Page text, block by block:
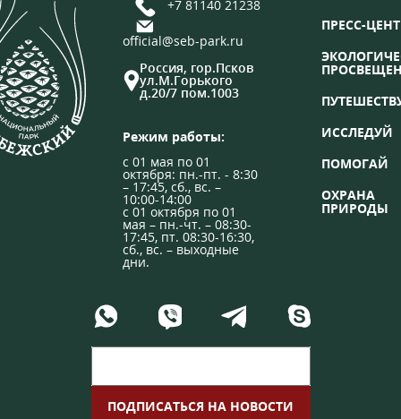
+7 81140 21238
official@seb-park.ru
Россия, гор.Псков
ул.М.Горького
д.20/7 пом.1003
Режим работы:
с 01 мая по 01
октября: пн.-пт. - 8:30
– 17:45, сб., вс. –
10:00-14:00
с 01 октября по 01
мая – пн.-чт. – 08:30-
17:45, пт. 08:30-16:30,
сб., вс. – выходные
дни.
ПРЕСС-
ИССЛЕДУЙ
ПОМОГАЙ
ОХРАНА
ПРИРОДЫ